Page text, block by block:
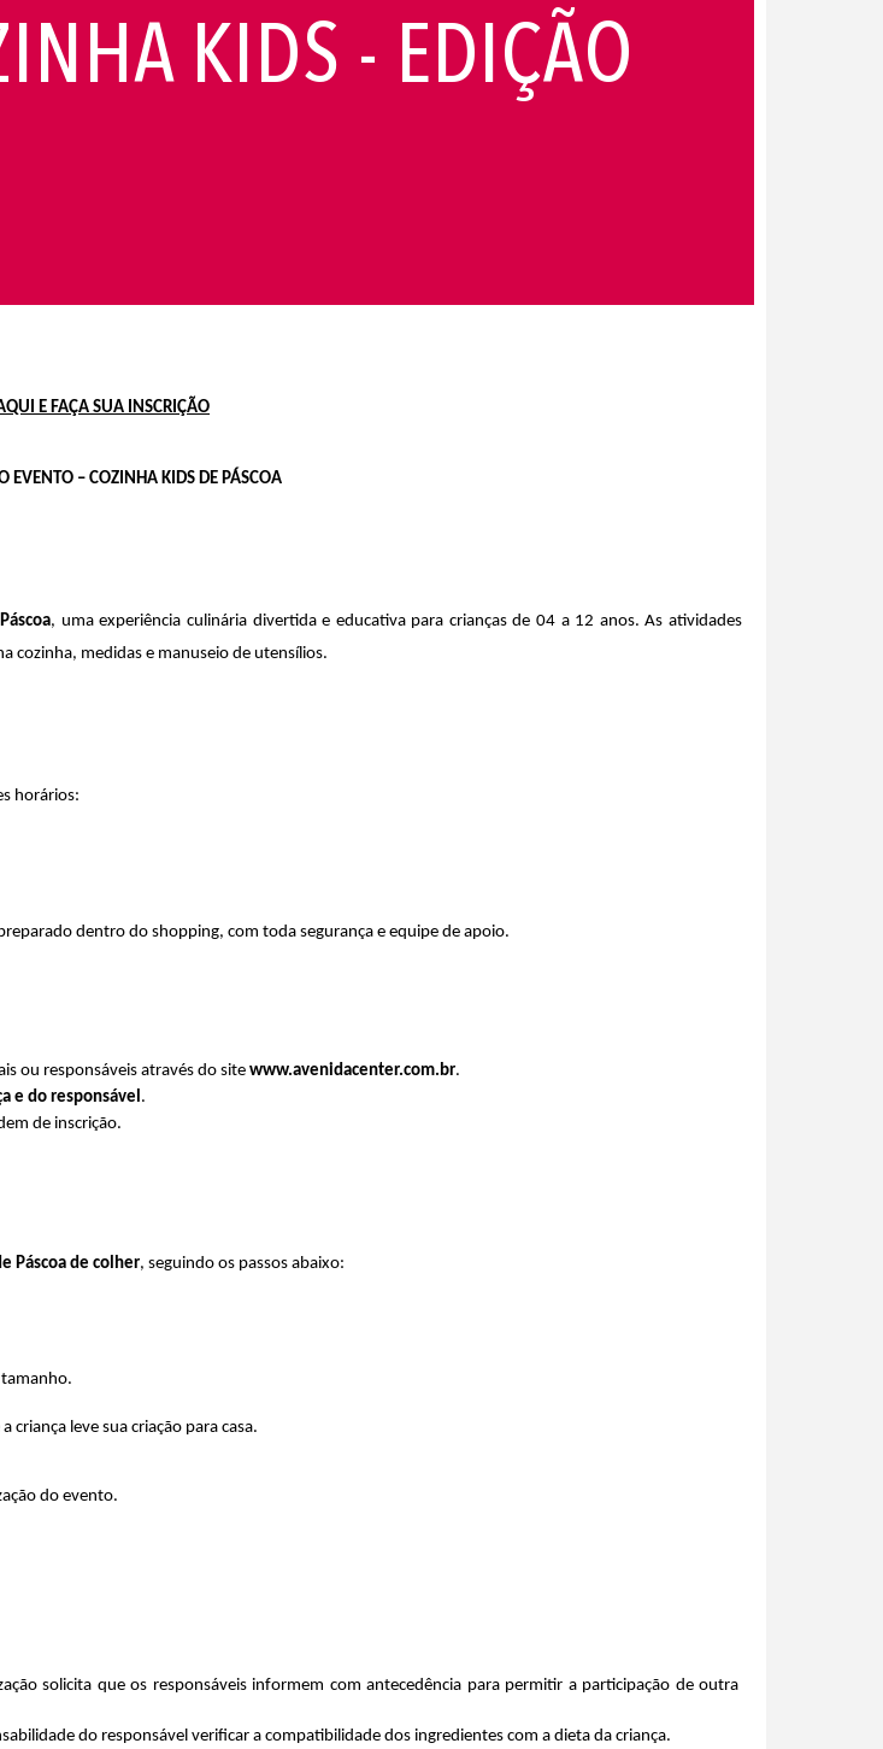
KIDS - EDIÇÃO
E FAÇA SUA INSCRIÇÃO
EVENTO – COZINHA KIDS DE PÁSCOA
, uma experiência culinária divertida e educativa para crianças de 04 a 12 anos. As atividades
cozinha, medidas e manuseio de utensílios.
horários:
dentro do shopping, com toda segurança e equipe de apoio.
ou responsáveis através do site www.avenidacenter.com.br.
e do responsável.
de inscrição.
Páscoa de colher, seguindo os passos abaixo:
criança leve sua criação para casa.
do evento.
solicita que os responsáveis informem com antecedência para permitir a participação de outra
do responsável verificar a compatibilidade dos ingredientes com a dieta da criança.